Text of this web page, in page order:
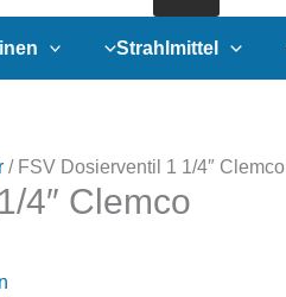
Strahlmittel
/ FSV Dosierventil 1 1/4″ Clemco
4″ Clemco